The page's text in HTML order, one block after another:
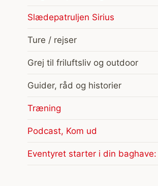
Slædepatruljen Sirius
Ture / rejser
Grej til friluftsliv og outdoor
Guider, råd og historier
Træning
Podcast, Kom ud
Eventyret starter i din